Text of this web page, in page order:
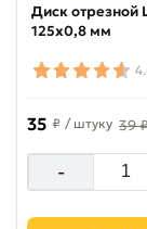
Диск отрезной
125х0,8 мм
35 ₽ / штуку 39 ₽
-